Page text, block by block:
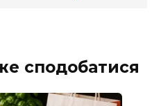
сподобатися